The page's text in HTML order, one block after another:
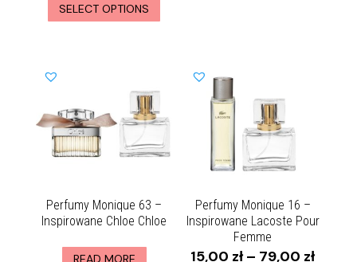
SELECT OPTIONS
Perfumy Monique 63 –
Inspirowane Chloe Chloe
READ MORE
Perfumy Monique 16 –
Inspirowane Lacoste Pour
Femme
15,00 zł– 79,00 zł